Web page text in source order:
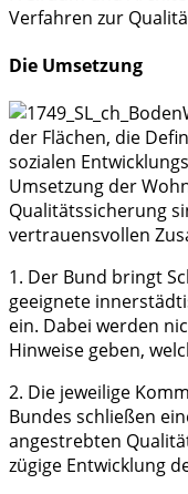
Verfahren zur
Die Umsetzung
der Flächen, die
sozialen
Umsetzung der
Qualitätssicherung
vertrauensvollen
1. Der Bund bringt
geeignete
ein. Dabei werden
Hinweise geben,
2. Die jeweilige
Bundes schließen
angestrebten
zügige Entwicklung